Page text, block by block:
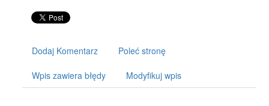
Dodaj Komentarz Poleć stronę
Wpis zawiera błędy Modyfikuj wpis